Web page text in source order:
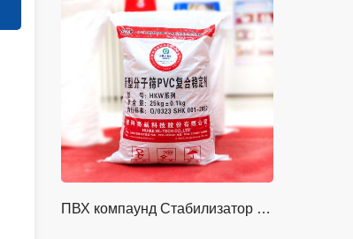
ПВХ компаунд Стабилизатор для инъекционных изделий